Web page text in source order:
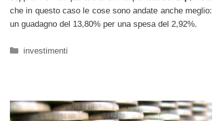
che in questo caso le cose sono andate anche meglio:
un guadagno del 13,80% per una spesa del 2,92%.
Categorie
investimenti